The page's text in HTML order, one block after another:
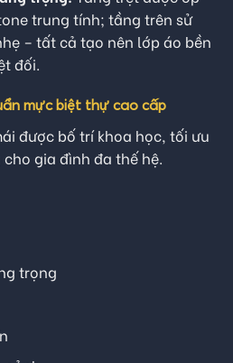
trung tính; tầng trên sử
– tất cả tạo nên lớp áo bền
đối.
mực biệt thự cao cấp
được bố trí khoa học, tối ưu
gia đình đa thế hệ.
trọng